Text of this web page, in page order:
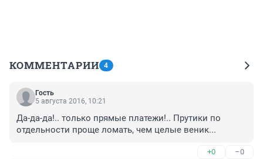
КОММЕНТАРИИ 4
Гость
5 августа 2016, 10:21
Да-да-да!.. только прямые платежи!.. Прутики по
отдельности проще ломать, чем целые веник...
+0 –0